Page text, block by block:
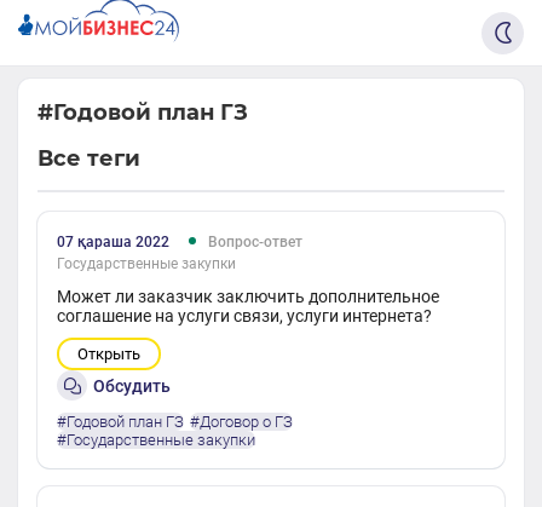
#Годовой план ГЗ
Все теги
07 қараша 2022
Вопрос-ответ
Государственные закупки
Может ли заказчик заключить дополнительное
соглашение на услуги связи, услуги интернета?
Открыть
Обсудить
#Годовой план ГЗ #Договор о ГЗ
#Государственные закупки